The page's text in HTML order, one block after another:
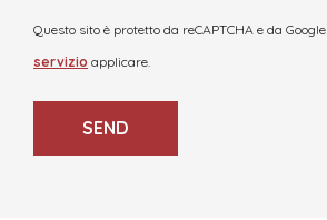
Questo sito è protetto da reCAPTCHA e da Google
servizio applicare.